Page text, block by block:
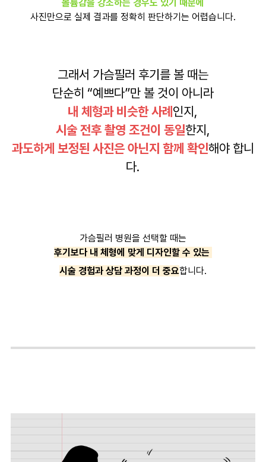
볼륨감을 강조하는 경우도 있기 때문에
사진만으로 실제 결과를 정확히 판단하기는 어렵습니다.
그래서 가슴필러 후기를 볼 때는
단순히 “예쁘다”만 볼 것이 아니라
내 체형과 비슷한 사례 인지,
시술 전후 촬영 조건이 동일한지,
과도하게 보정된 사진은 아닌지 함께 확인해야 합니
다.
가슴필러 병원을 선택할 때는
후기보다 내 체형에 맞게 디자인할 수 있는
시술 경험과 상담 과정이 더 중요합니다.